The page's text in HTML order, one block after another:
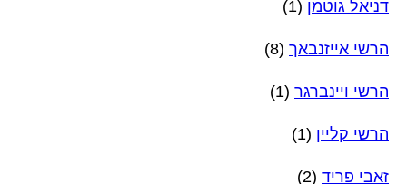
דניאל גוטמן (1)
הרשי אייזנבאך (8)
הרשי ויינברגר (1)
הרשי קליין (1)
זאבי פריד (2)